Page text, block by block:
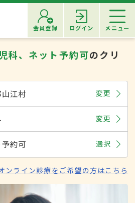
会員登録 ログイン メニュー
科、ネット予約可のクリ
江村 変更
変更
約可 選択
ンライン診療をご希望の方はこちら